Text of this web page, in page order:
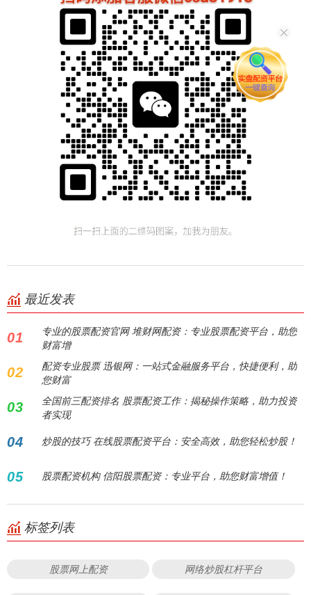
最近发表
01
专业的股票配资官网 堆财网配资：专业股票配资平台，助您
财富增
02
配资专业股票 迅银网：一站式金融服务平台，快捷便利，助
您财富
03
全国前三配资排名 股票配资工作：揭秘操作策略，助力投资
者实现
04 炒股的技巧 在线股票配资平台：安全高效，助您轻松炒股！
05 股票配资机构 信阳股票配资：专业平台，助您财富增值！
标签列表
股票网上配资 网络炒股杠杆平台